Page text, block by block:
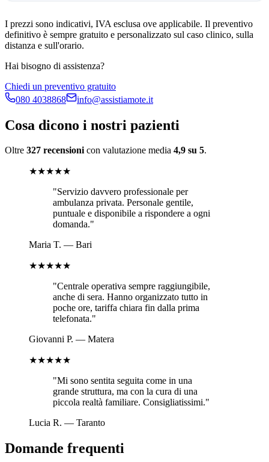
I prezzi sono indicativi, IVA esclusa ove applicabile. Il preventivo
definitivo è sempre gratuito e personalizzato sul caso clinico, sulla
distanza e sull'orario.
Hai bisogno di assistenza?
Chiedi un preventivo gratuito
080 4038868
info@assistiamote.it
Cosa dicono i nostri pazienti
Oltre 327 recensionicon valutazione media 4,9 su 5.
★★★★★
"Servizio davvero professionale per
ambulanza privata. Personale gentile,
puntuale e disponibile a rispondere a ogni
domanda."
Maria T. — Bari
★★★★★
"Centrale operativa sempre raggiungibile,
anche di sera. Hanno organizzato tutto in
poche ore, tariffa chiara fin dalla prima
telefonata."
Giovanni P. — Matera
★★★★★
"Mi sono sentita seguita come in una
grande struttura, ma con la cura di una
piccola realtà familiare. Consigliatissimi."
Lucia R. — Taranto
Domande frequenti